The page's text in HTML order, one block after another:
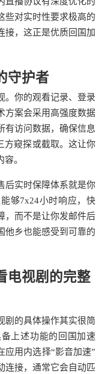
些对实时性要求极高的
接，这正是优质回国加
守护者
。你的观看记录、登录
方案会采用高强度数据
有访问数据，确保信息
方窥探或截取。这让你
。
后实时保障体系就是你
够7x24小时响应，快
，而不是让你发邮件后
他乡也能感受到可靠的
电视剧的完整
剧的具体操作其实很简
上述功能的回国加速
应用内选择“影音加速”
连接，通常它会自动匹